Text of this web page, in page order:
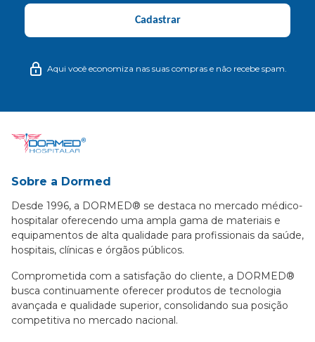
Cadastrar
Aqui você economiza nas suas compras e não recebe spam.
Sobre a Dormed
Desde 1996, a DORMED® se destaca no mercado médico-
hospitalar oferecendo uma ampla gama de materiais e
equipamentos de alta qualidade para profissionais da saúde,
hospitais, clínicas e órgãos públicos.
Comprometida com a satisfação do cliente, a DORMED®
busca continuamente oferecer produtos de tecnologia
avançada e qualidade superior, consolidando sua posição
competitiva no mercado nacional.